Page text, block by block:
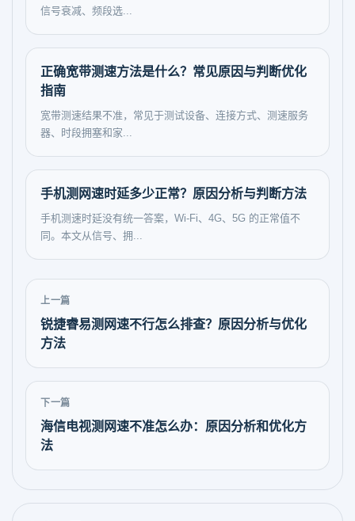
信号衰减、频段选...
正确宽带测速方法是什么？常见原因与判断优化
指南
宽带测速结果不准，常见于测试设备、连接方式、测速服务
器、时段拥塞和家...
手机测网速时延多少正常？原因分析与判断方法
手机测速时延没有统一答案，Wi‑Fi、4G、5G 的正常值不
同。本文从信号、拥...
上一篇
锐捷睿易测网速不行怎么排查？原因分析与优化
方法
下一篇
海信电视测网速不准怎么办：原因分析和优化方
法